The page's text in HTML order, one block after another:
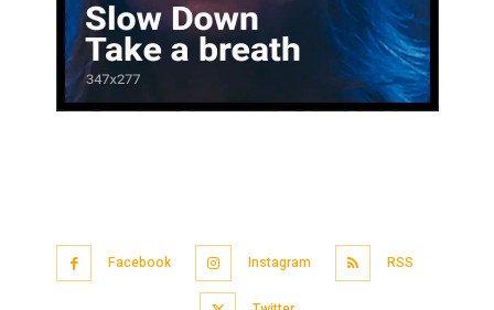
Facebook Instagram RSS